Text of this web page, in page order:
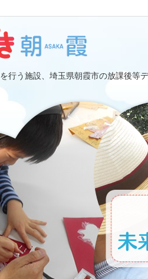
行う施設、埼玉県朝霞市の放課後等